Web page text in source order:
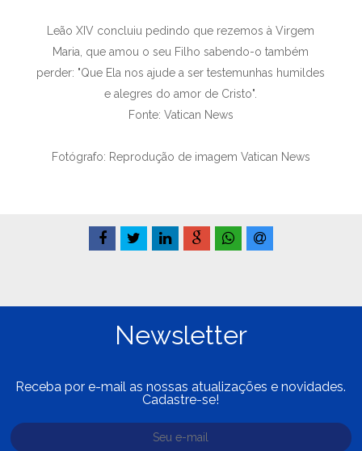
Leão XIV concluiu pedindo que rezemos à Virgem
Maria, que amou o seu Filho sabendo-o também
perder: "Que Ela nos ajude a ser testemunhas humildes
e alegres do amor de Cristo".
Fonte: Vatican News
Fotógrafo: Reprodução de imagem Vatican News
Newsletter
Receba por e-mail as nossas atualizações e novidades.
Cadastre-se!